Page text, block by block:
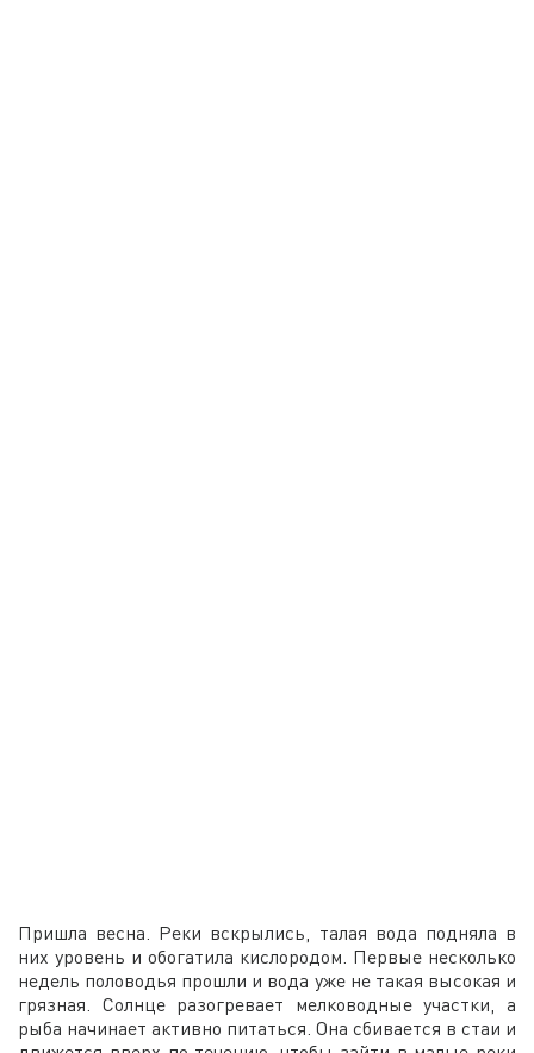
Пришла весна. Реки вскрылись, талая вода подняла в
них уровень и обогатила кислородом. Первые несколько
недель половодья прошли и вода уже не такая высокая и
грязная. Солнце разогревает мелководные участки, а
рыба начинает активно питаться. Она сбивается в стаи и